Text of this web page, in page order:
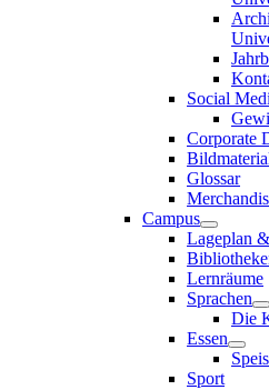
Social
Corporate
Glossar
Campus
Lageplan
Lernräume
Sprachen
Die
Essen
Sport